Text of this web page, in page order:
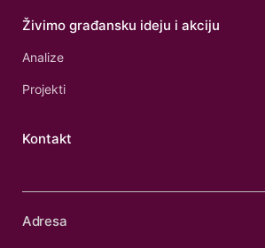
Živimo građansku ideju i akciju
Analize
Projekti
Kontakt
Adresa